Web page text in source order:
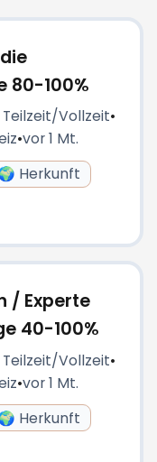
80-100%
Vollzeit•
•vor 1 Mt.
Herkunft
/ Experte
40-100%
Vollzeit•
•vor 1 Mt.
Herkunft